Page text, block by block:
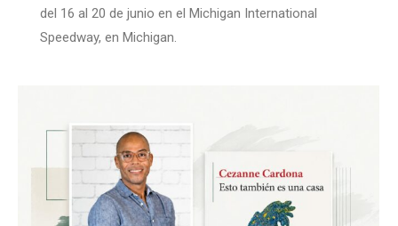
del 16 al 20 de junio en el Michigan International
Speedway, en Michigan.